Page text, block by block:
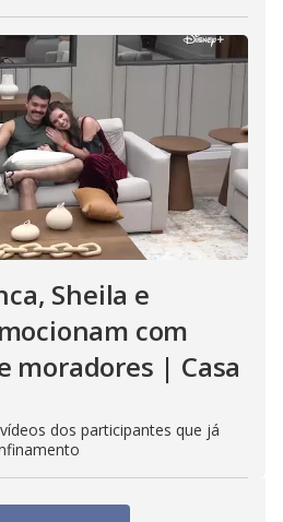
Sheila e
com
moradores | Casa
dos participantes que já